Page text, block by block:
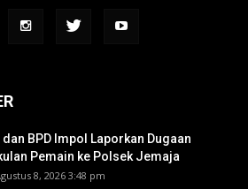
dan BPD Impol Laporkan Dugaan
Pemain ke Polsek Jemaja
8, 2026 3:48 pm